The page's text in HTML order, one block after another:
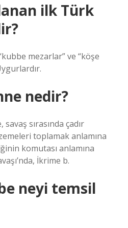
ilk Türk
mezarlar” ve “köşe
nedir?
sırasında çadır
toplamak anlamına
komutası anlamına
İkrime b.
neyi temsil